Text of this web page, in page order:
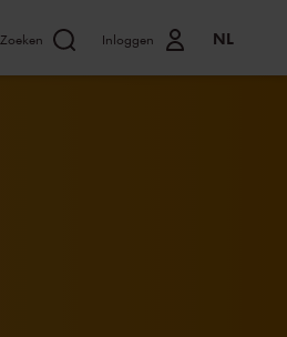
Zoeken Inloggen NL